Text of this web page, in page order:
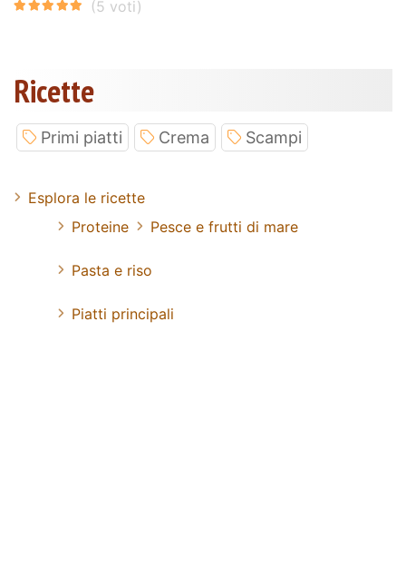
Ricette
Primi piatti Crema Scampi
Esplora le ricette
Proteine
Pesce e frutti di mare
Pasta e riso
Piatti principali